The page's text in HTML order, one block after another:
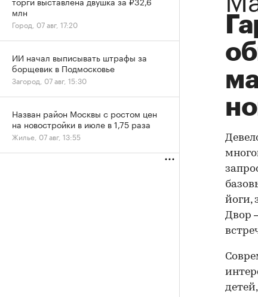
йоги,
Двор
млн
Город, 07 авг, 17:20
ИИ начал выписывать штрафы за
борщевик в Подмосковье
Загород, 07 авг, 15:30
Назван район Москвы с ростом цен
на новостройки в июле в 1,75 раза
Жилье, 07 авг, 13:55